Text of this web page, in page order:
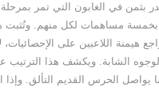
في الغابون التي تمر بمرحلة
مساهمات لكل منهم. وتُثبت
هيمنة اللاعبين على الإحصائيات،
الشابة. ويكشف هذا الترتيب
يواصل الحرس القديم التألق. وإذا